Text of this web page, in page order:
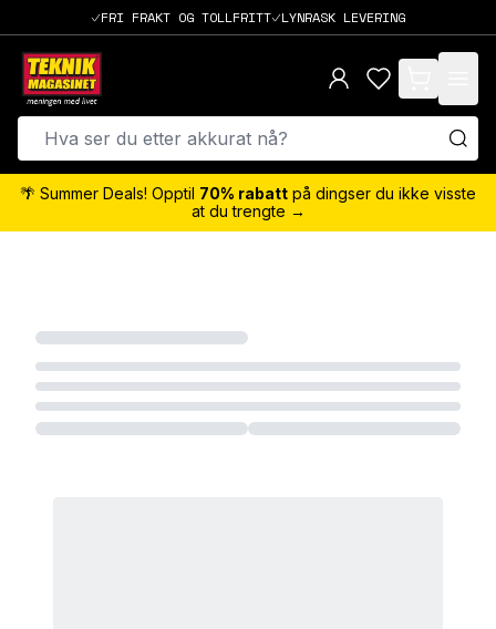
FRI FRAKT OG TOLLFRITT LYNRASK LEVERING
items in cart,
🌴 Summer Deals! Opptil 70% rabatt på dingser du ikke visste
at du trengte →